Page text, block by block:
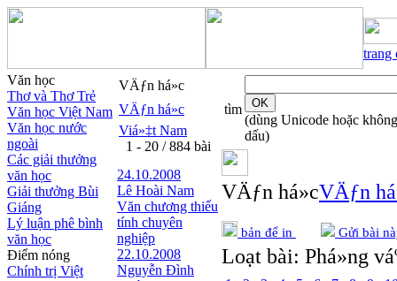
trang
Văn học
Thơ và Thơ Trẻ
Văn học Việt Nam
Văn học nước
ngoài
Các giải thưởng
văn học
Giải thưởng Bùi
Giáng
Lý luận phê bình
văn học
Điểm nóng
Chính trị Việt
VÄƒn há»c
VÄƒn há»c
Viá»‡t Nam
1 - 20 / 884 bài
24.10.2008
Lê Hoài Nam
Văn chương thiếu
tính chuyên
nghiệp
22.10.2008
Nguyễn Đình
tìm
(dùng Unicode hoặc không
dấu)
VÄƒn há»cVÄƒn
bản để in Gửi bài
Loạt bài: Phá»ng